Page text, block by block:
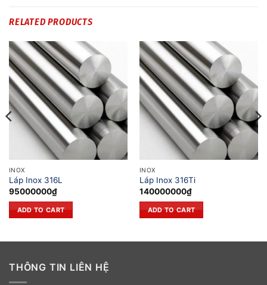
RELATED PRODUCTS
INOX
Láp Inox 316L
95000000₫
ADD TO CART
INOX
Láp Inox 316Ti
140000000₫
ADD TO CART
THÔNG TIN LIÊN HỆ